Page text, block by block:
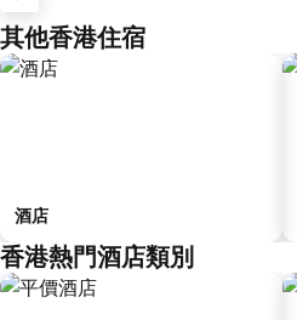
其他香港住宿
酒店
香港熱門酒店類別